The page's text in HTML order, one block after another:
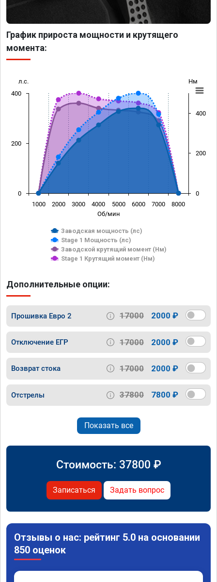
График прироста мощности и крутящего
момента:
Об/мин
л.с. Нм
Заводская мощность (лс)
Stage 1 Мощность (лс)
Заводской крутящий момент (Нм)
Stage 1 Крутящий момент (Нм)
1000 2000 3000 4000 5000 6000 7000 8000
0
200
400
0
200
400
Дополнительные опции:
Прошивка Евро 2 17000 2000 ₽
Отключение ЕГР 17000 2000 ₽
Возврат стока 17000 2000 ₽
Отстрелы 37800 7800 ₽
Показать все
Стоимость: 37800 ₽
Записаться Задать вопрос
Отзывы о нас: рейтинг 5.0 на основании
850 оценок